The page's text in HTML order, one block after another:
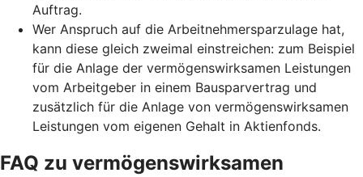
Auftrag.
Wer Anspruch auf die Arbeitnehmersparzulage hat,
kann diese gleich zweimal einstreichen: zum Beispiel
für die Anlage der vermögenswirksamen Leistungen
vom Arbeitgeber in einem Bausparvertrag und
zusätzlich für die Anlage von vermögenswirksamen
Leistungen vom eigenen Gehalt in Aktienfonds.
FAQ zu vermögenswirksamen